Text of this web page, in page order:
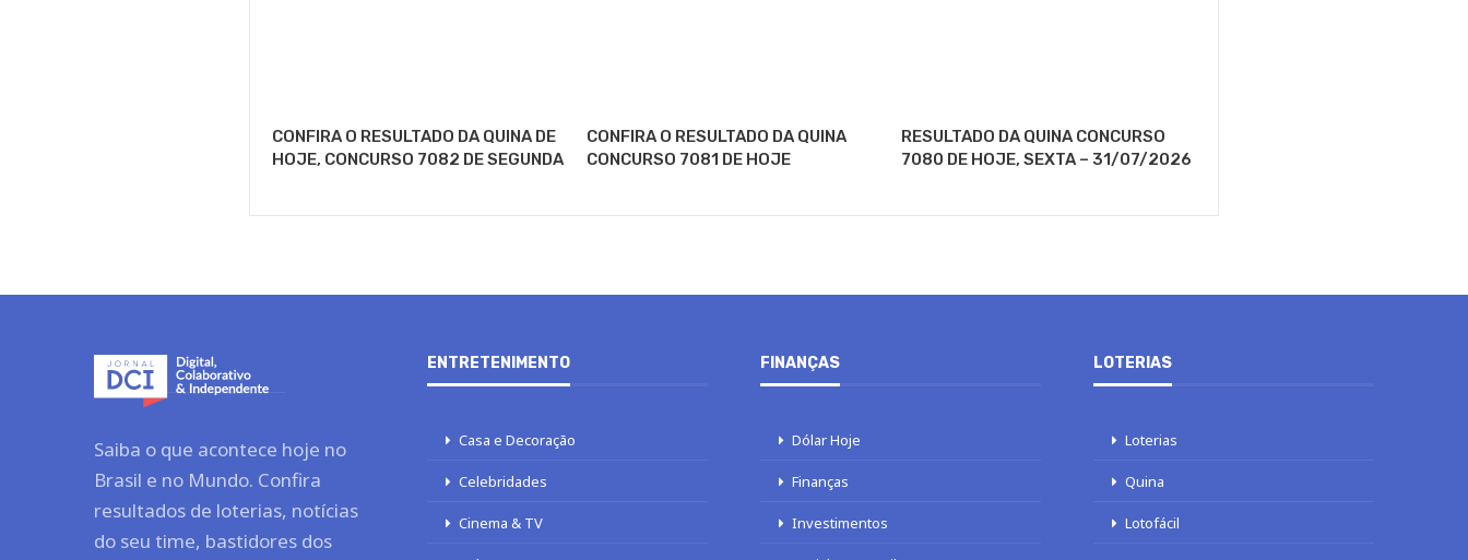
CONFIRA O RESULTADO DA QUINA DE
HOJE, CONCURSO 7082 DE SEGUNDA
CONFIRA O RESULTADO DA QUINA
CONCURSO 7081 DE HOJE
RESULTADO DA QUINA CONCURSO
7080 DE HOJE, SEXTA – 31/07/2026
Saiba o que acontece hoje no
Brasil e no Mundo. Confira
resultados de loterias, notícias
do seu time, bastidores dos
ENTRETENIMENTO
Casa e Decoração
Celebridades
Cinema & TV
FINANÇAS
Dólar Hoje
Finanças
Investimentos
LOTERIAS
Loterias
Quina
Lotofácil